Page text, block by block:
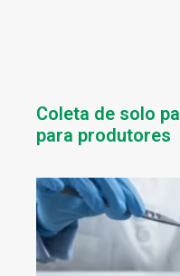
Coleta de solo
para produtores